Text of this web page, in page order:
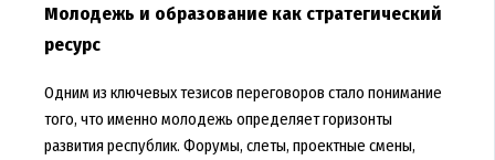
Молодежь и образование как стратегический
ресурс
Одним из ключевых тезисов переговоров стало понимание
того, что именно молодежь определяет горизонты
развития республик. Форумы, слеты, проектные смены,